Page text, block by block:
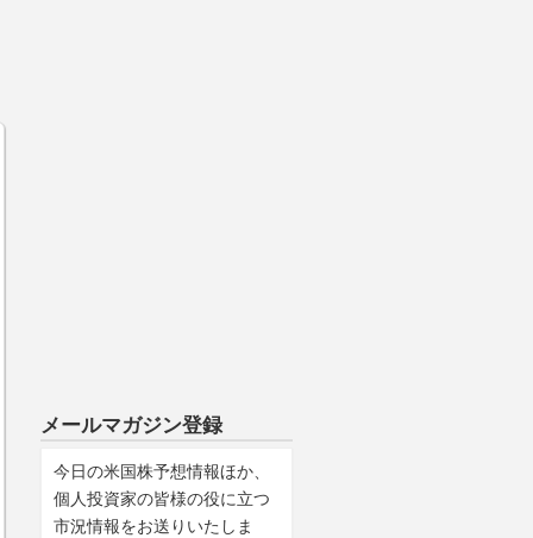
メールマガジン登録
今日の米国株予想情報ほか、
個人投資家の皆様の役に立つ
市況情報をお送りいたしま